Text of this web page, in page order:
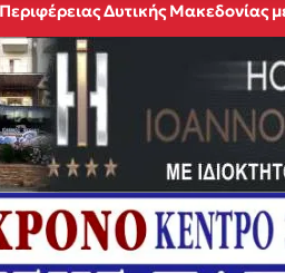
Δυτικής Μακεδονίας